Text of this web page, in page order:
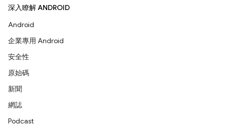
深入瞭解 ANDROID
Android
企業專用 Android
安全性
原始碼
新聞
網誌
Podcast